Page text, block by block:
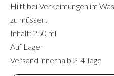
Hilft bei Verkeimungen im
zu müssen.
Inhalt: 250 ml
Auf Lager
Versand innerhalb 2-4 Tage